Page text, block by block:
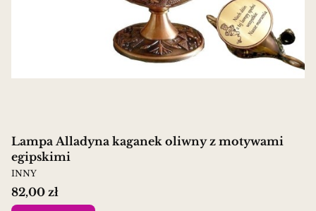
Lampa Alladyna kaganek oliwny z motywami
egipskimi
PRODUCENT
INNY
Cena
82,00 zł